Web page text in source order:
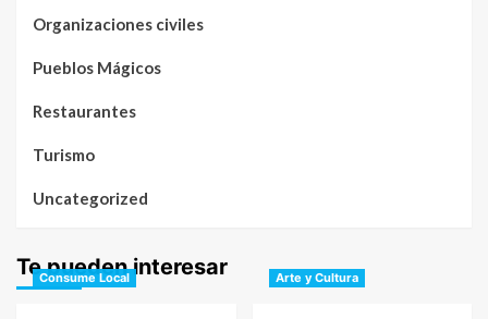
Organizaciones civiles
Pueblos Mágicos
Restaurantes
Turismo
Uncategorized
Te pueden interesar
Consume Local Arte y Cultura